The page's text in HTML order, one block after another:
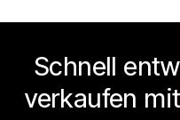
Schnell
verkaufen